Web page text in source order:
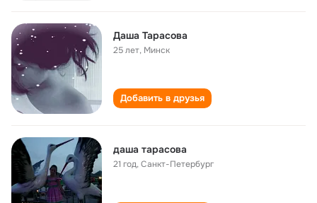
Даша Тарасова
25 лет, Минск
Добавить в друзья
даша тарасова
21 год,Санкт-Петербург